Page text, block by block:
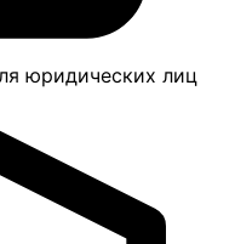
юридических лиц